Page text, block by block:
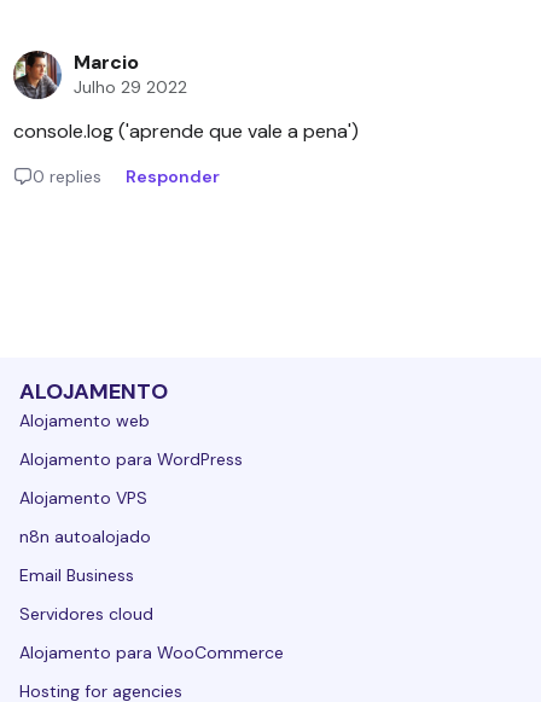
Marcio
Julho 29 2022
console.log ('aprende que vale a pena')
0 replies Responder
ALOJAMENTO
Alojamento web
Alojamento para WordPress
Alojamento VPS
n8n autoalojado
Email Business
Servidores cloud
Alojamento para WooCommerce
Hosting for agencies